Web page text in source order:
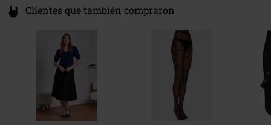
Clientes que también compraron